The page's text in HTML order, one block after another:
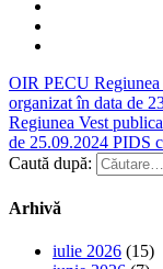
OIR PECU
organizat în data de
Regiunea Vest
de 25.09.2024 PIDS
Caută după:
Arhivă
iulie 2026 (15)